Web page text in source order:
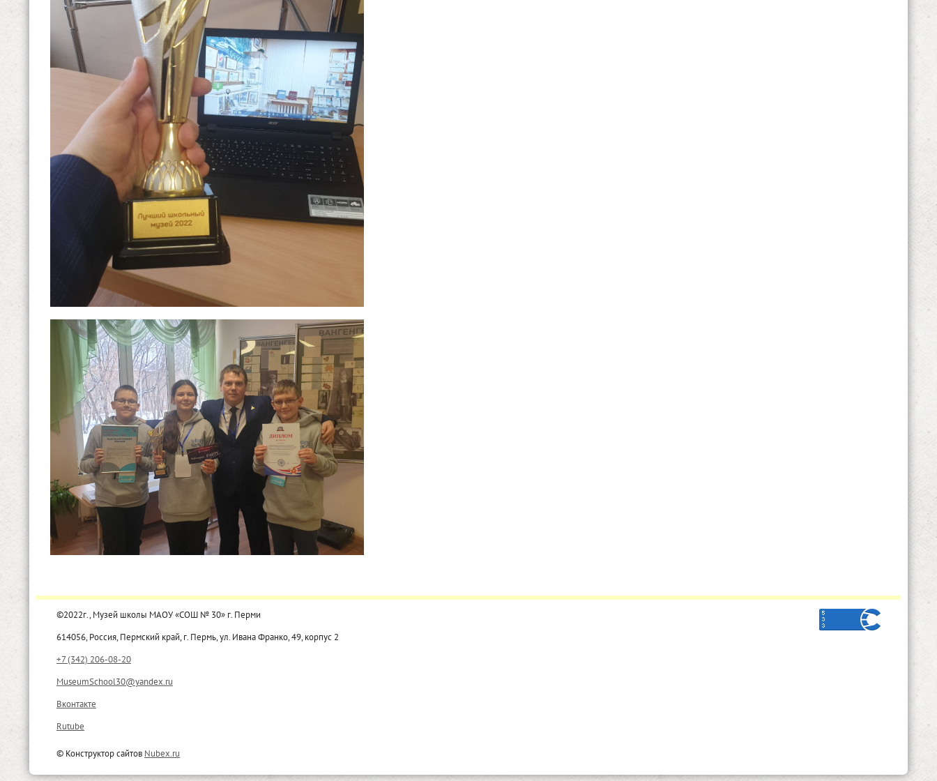
©2022г., Музей школы МАОУ «СОШ № 30» г. Перми
614056, Россия, Пермский край, г. Пермь, ул. Ивана Франко, 49, корпус 2
+7 (342) 206-08-20
MuseumSchool30@yandex.ru
Вконтакте
Rutube
© Конструктор сайтов Nubex.ru